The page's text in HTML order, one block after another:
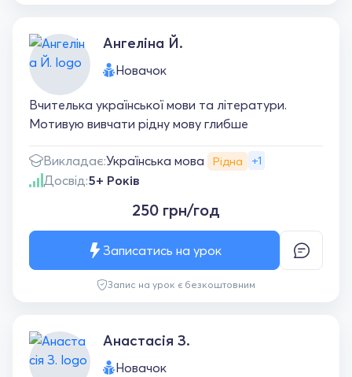
Ангеліна Й.
Новачок
Вчителька української мови та літератури.
Мотивую вивчати рідну мову глибше
Викладає:Українська мова Рідна +1
Досвід:5+ Років
250 грн/год
Запис на урок є безкоштовним
Записатись на урок
Анастасія З.
Новачок